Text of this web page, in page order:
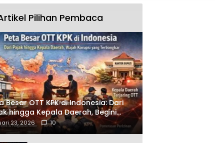
Pilihan Pembaca
Besar OTT KPK di Indonesia: Dari
hingga Kepala Daerah, Begini
Korupsi yang Terbongkar
23, 2026 10